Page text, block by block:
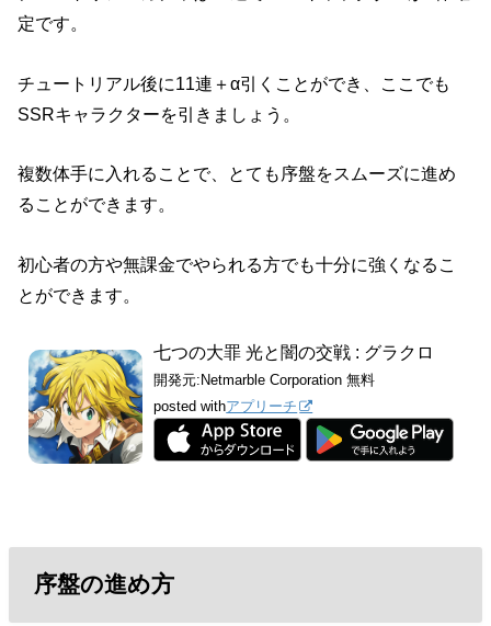
定です。
チュートリアル後に11連＋α引くことができ、ここでも
SSRキャラクターを引きましょう。
複数体手に入れることで、とても序盤をスムーズに進め
ることができます。
初心者の方や無課金でやられる方でも十分に強くなるこ
とができます。
七つの大罪 光と闇の交戦 : グラクロ
開発元: Netmarble Corporation 無料
posted withアプリーチ
序盤の進め方